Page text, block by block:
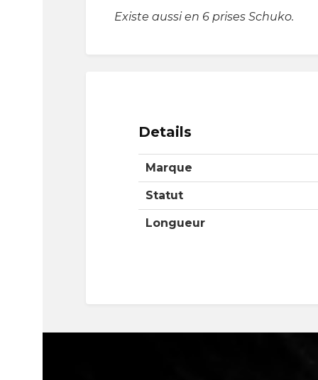
Existe aussi en 6 prises Schuko.
Details
Marque
Statut
Longueur